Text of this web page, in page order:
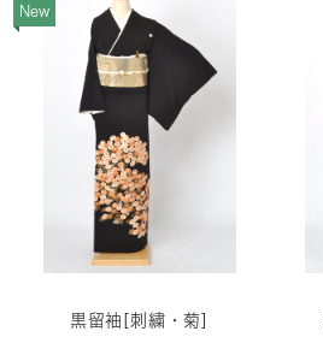
New
黒留袖[刺繍・菊]